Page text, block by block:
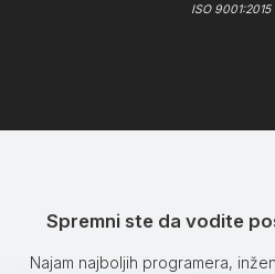
ISO 9001:2015
Spremni ste da vodite
Najam najboljih programera,